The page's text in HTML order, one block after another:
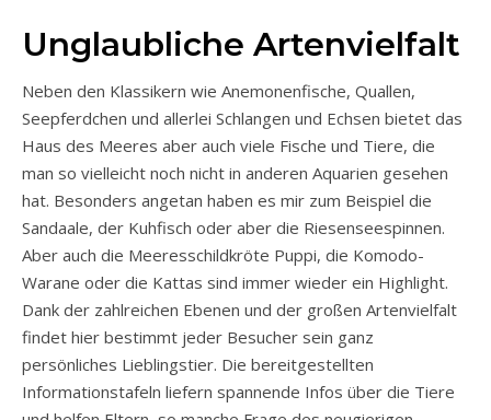
Unglaubliche Artenvielfalt
Neben den Klassikern wie Anemonenfische, Quallen,
Seepferdchen und allerlei Schlangen und Echsen bietet das
Haus des Meeres aber auch viele Fische und Tiere, die
man so vielleicht noch nicht in anderen Aquarien gesehen
hat. Besonders angetan haben es mir zum Beispiel die
Sandaale, der Kuhfisch oder aber die Riesenseespinnen.
Aber auch die Meeresschildkröte Puppi, die Komodo-
Warane oder die Kattas sind immer wieder ein Highlight.
Dank der zahlreichen Ebenen und der großen Artenvielfalt
findet hier bestimmt jeder Besucher sein ganz
persönliches Lieblingstier. Die bereitgestellten
Informationstafeln liefern spannende Infos über die Tiere